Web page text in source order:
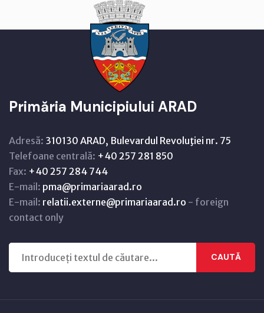
Primăria Municipiului ARAD
Adresă: 310130 ARAD, Bulevardul Revoluţiei nr. 75
Telefoane centrală: +40 257 281 850
Fax: +40 257 284 744
E-mail: pma@primariaarad.ro
E-mail: relatii.externe@primariaarad.ro - foreign
contact only
CAUTĂ